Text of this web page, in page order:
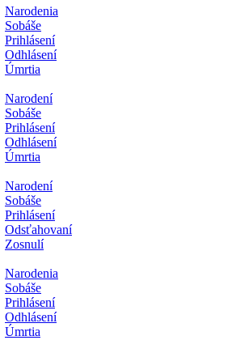
Narodenia
Sobáše
Prihlásení
Odhlásení
Úmrtia
Narodení
Sobáše
Prihlásení
Odhlásení
Úmrtia
Narodení
Sobáše
Prihlásení
Odsťahovaní
Zosnulí
Narodenia
Sobáše
Prihlásení
Odhlásení
Úmrtia